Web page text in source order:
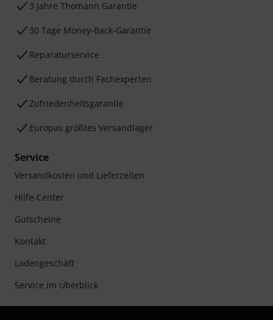
3 Jahre Thomann Garantie
30 Tage Money-Back-Garantie
Reparaturservice
Beratung durch Fachexperten
Zufriedenheitsgarantie
Europas größtes Versandlager
Service
Versandkosten und Lieferzeiten
Hilfe-Center
Gutscheine
Kontakt
Ladengeschäft
Service im Überblick